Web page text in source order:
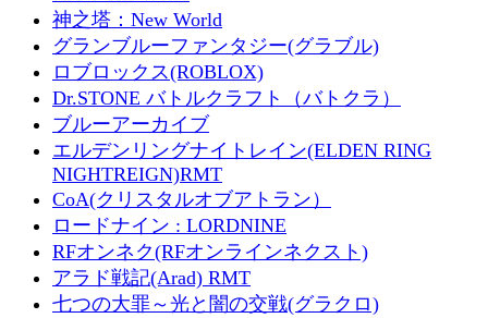
神之塔：New World
グランブルーファンタジー(グラブル)
ロブロックス(ROBLOX)
Dr.STONE バトルクラフト（バトクラ）
ブルーアーカイブ
エルデンリングナイトレイン(ELDEN RING
NIGHTREIGN)RMT
CoA(クリスタルオブアトラン）
ロードナイン : LORDNINE
RFオンネク(RFオンラインネクスト)
アラド戦記(Arad) RMT
七つの大罪～光と闇の交戦(グラクロ)